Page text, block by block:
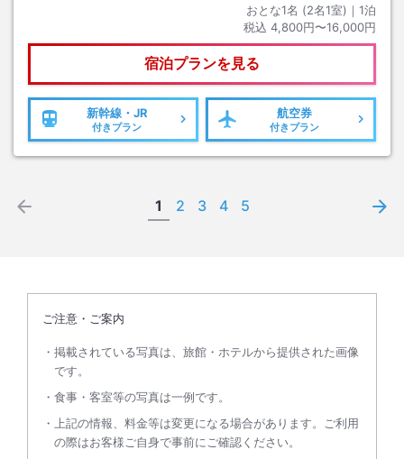
おとな1名 (2名1室)｜ 1泊
税込 4,800円〜16,000円
宿泊プランを見る
新幹線・JR
付きプラン
航空券
付きプラン
1 2 3 4 5
ご注意・ご案内
掲載されている写真は、旅館・ホテルから提供された画像
です。
食事・客室等の写真は一例です。
上記の情報、料金等は変更になる場合があります。ご利用
の際はお客様ご自身で事前にご確認ください。